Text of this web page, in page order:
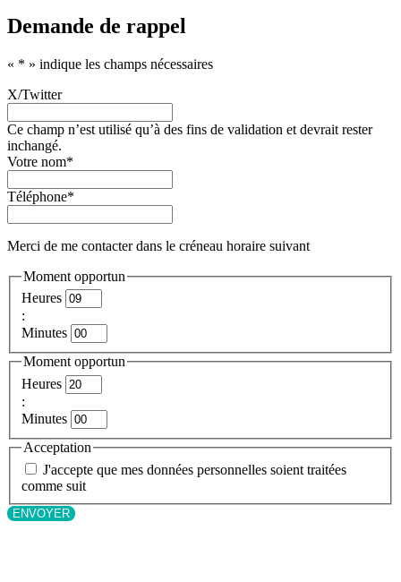
Demande de rappel
« * » indique les champs nécessaires
X/Twitter
Ce champ n’est utilisé qu’à des fins de validation et devrait rester
inchangé.
Votre nom*
Téléphone*
Merci de me contacter dans le créneau horaire suivant
Moment opportun
Heures
:
Minutes
Moment opportun
Heures
:
Minutes
Acceptation
J'accepte que mes données personnelles soient traitées
comme suit